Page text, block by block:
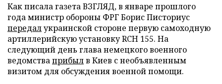
Как писала газета ВЗГЛЯД, в январе прошлого
года министр обороны ФРГ Борис Писториус
передалукраинской стороне первую самоходную
артиллерийскую установку RCH 155. На
следующий день глава немецкого военного
ведомстваприбылв Киев с необъявленным
визитом для обсуждения военной помощи.